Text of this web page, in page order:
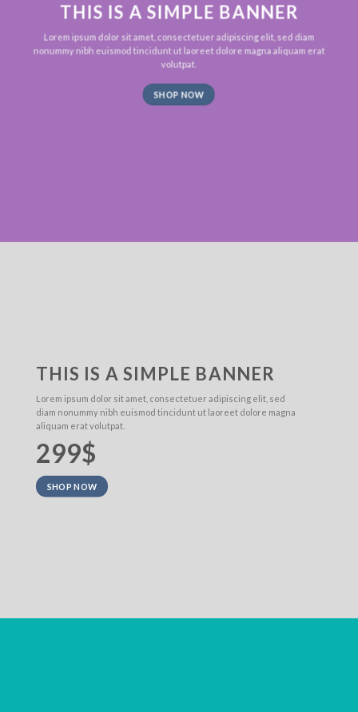
THIS IS A SIMPLE BANNER
Lorem ipsum dolor sit amet, consectetuer adipiscing elit, sed diam
nonummy nibh euismod tincidunt ut laoreet dolore magna aliquam erat
volutpat.
SHOP NOW
THIS IS A SIMPLE BANNER
Lorem ipsum dolor sit amet, consectetuer adipiscing elit, sed
diam nonummy nibh euismod tincidunt ut laoreet dolore magna
aliquam erat volutpat.
299$
SHOP NOW